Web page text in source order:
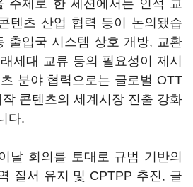
주제로 한 세션에서는 인적 교
텐츠 산업 협력 등이 논의됐습
출입국 시스템 상호 개방, 교환
세대 교류 등의 필요성이 제시
츠 분야 협력으로는 글로벌OTT
콘텐츠의 세계시장 진출 강화
다.
날 회의를 토대로 규범 기반의
질서 유지 및 CPTPP 추진, 글